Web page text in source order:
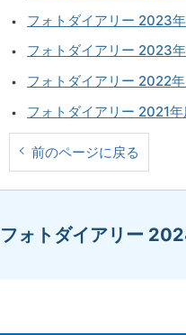
フォトダイアリー 2023
フォトダイアリー 2023
フォトダイアリー 2022
フォトダイアリー 2021
前のページに戻る
フォトダイアリー